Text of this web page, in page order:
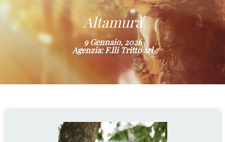
~
Altamura
9 Gennaio, 2026
Agenzia: F.lli Tritto srl